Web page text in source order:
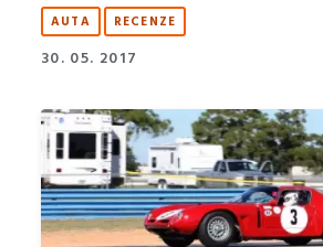
AUTA RECENZE
30. 05. 2017